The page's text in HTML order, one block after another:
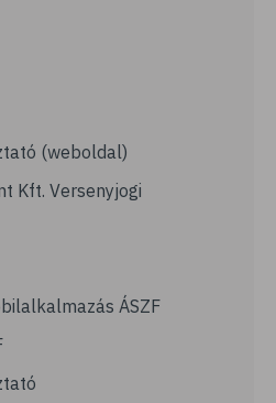
(weboldal)
Kft. Versenyjogi
ÁSZF